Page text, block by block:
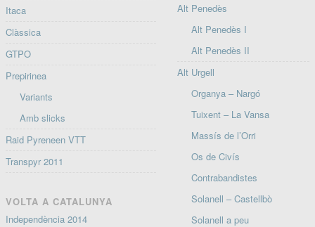
Itaca
Clàssica
GTPO
Prepirinea
Variants
Amb slicks
Raid Pyreneen VTT
Transpyr 2011
VOLTA A CATALUNYA
Independència 2014
Alt Penedès
Alt Penedès I
Alt Penedès II
Alt Urgell
Organya – Nargó
Tuixent – La Vansa
Massís de l’Orri
Os de Civís
Contrabandistes
Solanell – Castellbò
Solanell a peu